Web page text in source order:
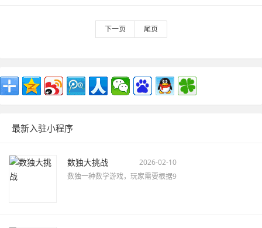
下一页 尾页
最新入驻小程序
数独大挑战
2026-02-10
数独一种数学游戏，玩家需要根据9